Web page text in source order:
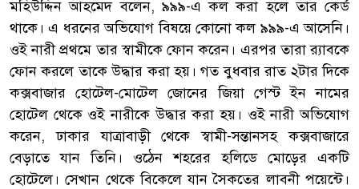
মহিউদ্দিন আহমেদ বলেন, ৯৯৯-এ কল করা হলে তার কের্ড
থাকে। এ ধরনের অভিযোগ বিষয়ে কোনো কল ৯৯৯-এ আসেনি।
ওই নারী প্রথমে তার স্বামীকে ফোন করেন। এরপর তারা র‌্যাবকে
ফোন করলে তাকে উদ্ধার করা হয়। গত বুধবার রাত ২টার দিকে
কক্সবাজার হোটেল-মোটেল জোনের জিয়া গেস্ট ইন নামের
হোটেল থেকে ওই নারীকে উদ্ধার করা হয়। ওই নারী অভিযোগ
করেন, ঢাকার যাত্রাবাড়ী থেকে স্বামী-সন্তানসহ কক্সবাজারে
বেড়াতে যান তিনি। ওঠেন শহরের হলিডে মোড়ের একটি
হোটেলে। সেখান থেকে বিকেলে যান সৈকতের লাবনী পয়েন্টে।